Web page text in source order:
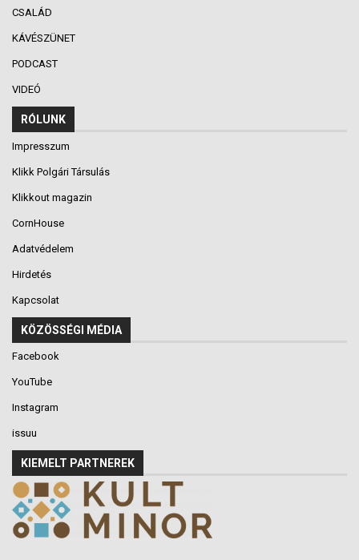
CSALÁD
KÁVÉSZÜNET
PODCAST
VIDEÓ
RÓLUNK
Impresszum
Klikk Polgári Társulás
Klikkout magazin
CornHouse
Adatvédelem
Hirdetés
Kapcsolat
KÖZÖSSÉGI MÉDIA
Facebook
YouTube
Instagram
issuu
KIEMELT PARTNEREK